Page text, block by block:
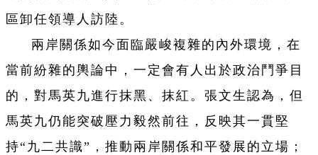
區卸任領導人訪陸。
兩岸關係如今面臨嚴峻複雜的內外環境，在
當前紛雜的輿論中，一定會有人出於政治鬥爭目
的，對馬英九進行抹黑、抹紅。張文生認為，但
馬英九仍能突破壓力毅然前往，反映其一貫堅
持“九二共識”，推動兩岸關係和平發展的立場；